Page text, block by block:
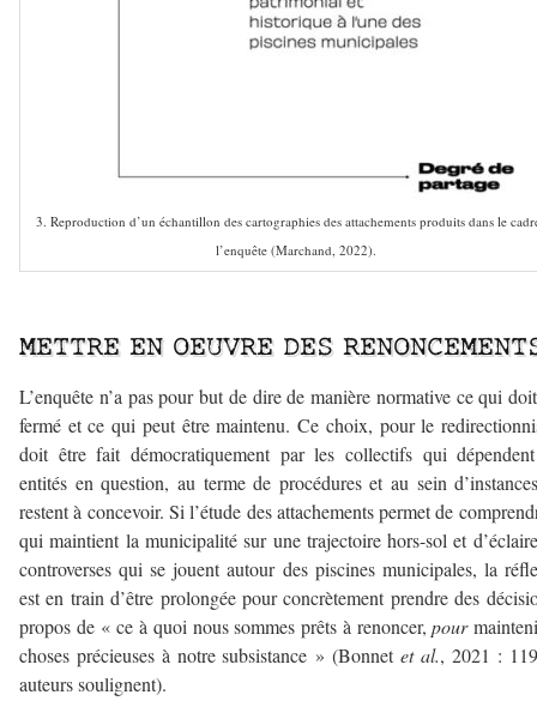
3. Reproduction d’un échantillon des cartographies des attachements produits dans le
l’enquête (Marchand, 2022).
METTRE EN OEUVRE DES
L’enquête n’a pas pour but de dire de manière normative ce qui
fermé et ce qui peut être maintenu. Ce choix, pour le
doit être fait démocratiquement par les collectifs qui
entités en question, au terme de procédures et au sein
restent à concevoir. Si l’étude des attachements permet de
qui maintient la municipalité sur une trajectoire hors-sol et
controverses qui se jouent autour des piscines municipales, la
est en train d’être prolongée pour concrètement prendre des
propos de « ce à quoi nous sommes prêts à renoncer,pour
choses précieuses à notre subsistance » (Bonnet et al., 2021 :
auteurs soulignent).